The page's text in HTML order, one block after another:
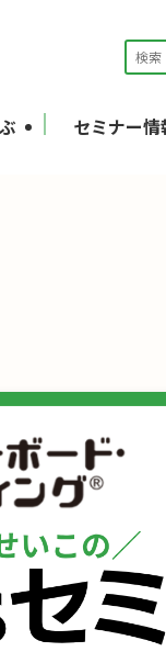
セミナー情